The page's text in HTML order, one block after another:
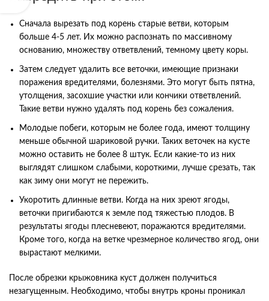
Сначала вырезать под корень старые ветви, которым
больше 4-5 лет. Их можно распознать по массивному
основанию, множеству ответвлений, темному цвету коры.
Затем следует удалить все веточки, имеющие признаки
поражения вредителями, болезнями. Это могут быть пятна,
утолщения, засохшие участки или кончики ответвлений.
Такие ветви нужно удалять под корень без сожаления.
Молодые побеги, которым не более года, имеют толщину
меньше обычной шариковой ручки. Таких веточек на кусте
можно оставить не более 8 штук. Если какие-то из них
выглядят слишком слабыми, короткими, лучше срезать, так
как зиму они могут не пережить.
Укоротить длинные ветви. Когда на них зреют ягоды,
веточки пригибаются к земле под тяжестью плодов. В
результаты ягоды плесневеют, поражаются вредителями.
Кроме того, когда на ветке чрезмерное количество ягод, они
вырастают мелкими.
После обрезки крыжовника куст должен получиться
незагущенным. Необходимо, чтобы внутрь кроны проникал